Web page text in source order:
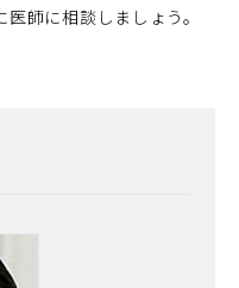
師に相談しましょう。